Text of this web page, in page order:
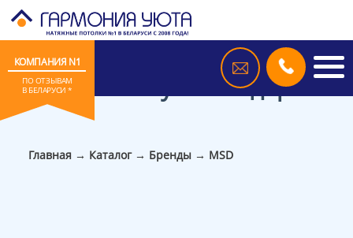
КОМПАНИЯ N1
ПО ОТЗЫВАМ
В БЕЛАРУСИ *
MSD натяжные потолки, цены
и фото в Минске, потолок
бренда MSD купить недорого
Главная→ Каталог→ Бренды→ MSD